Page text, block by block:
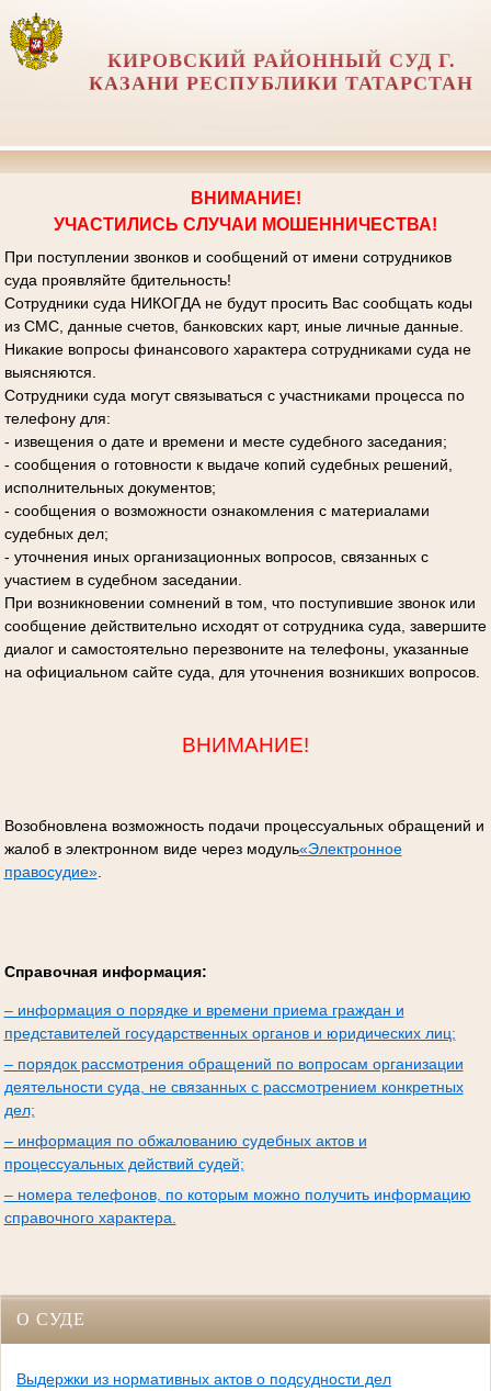
КИРОВСКИЙ РАЙОННЫЙ СУД Г.
КАЗАНИ РЕСПУБЛИКИ ТАТАРСТАН
ВНИМАНИЕ!
УЧАСТИЛИСЬ СЛУЧАИ МОШЕННИЧЕСТВА!
При поступлении звонков и сообщений от имени сотрудников
суда проявляйте бдительность!
Сотрудники суда НИКОГДА не будут просить Вас сообщать коды
из СМС, данные счетов, банковских карт, иные личные данные.
Никакие вопросы финансового характера сотрудниками суда не
выясняются.
Сотрудники суда могут связываться с участниками процесса по
телефону для:
- извещения о дате и времени и месте судебного заседания;
- сообщения о готовности к выдаче копий судебных решений,
исполнительных документов;
- сообщения о возможности ознакомления с материалами
судебных дел;
- уточнения иных организационных вопросов, связанных с
участием в судебном заседании.
При возникновении сомнений в том, что поступившие звонок или
сообщение действительно исходят от сотрудника суда, завершите
диалог и самостоятельно перезвоните на телефоны, указанные
на официальном сайте суда, для уточнения возникших вопросов.
ВНИМАНИЕ!
Возобновлена возможность подачи процессуальных обращений и
жалоб в электронном виде через модуль«Электронное
правосудие».
Справочная информация:
– информация о порядке и времени приема граждан и
представителей государственных органов и юридических лиц;
– порядок рассмотрения обращений по вопросам организации
деятельности суда, не связанных с рассмотрением конкретных
дел;
– информация по обжалованию судебных актов и
процессуальных действий судей;
– номера телефонов, по которым можно получить информацию
справочного характера.
О СУДЕ
Выдержки из нормативных актов о подсудности дел